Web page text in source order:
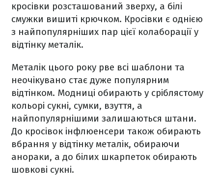
кросівки розсташований зверху, а білі
смужки вишиті крючком. Кросівки є однією
з найпопулярніших пар цієї колаборації у
відтінку металік.
Металік цього року рве всі шаблони та
неочікувано стає дуже популярним
відтінком. Модниці обирають у сріблястому
кольорі сукні, сумки, взуття, а
найпопулярнішими залишаються штани.
До кросівок інфлюенсери також обирають
вбрання у відтінку металік, обираючи
анораки, а до білих шкарпеток обирають
шовкові сукні.